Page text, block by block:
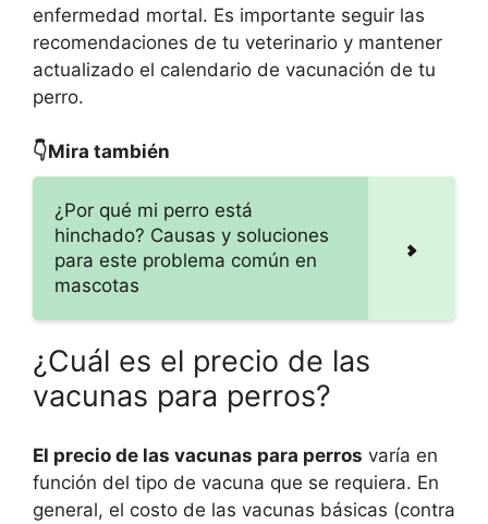
enfermedad mortal. Es importante seguir las
recomendaciones de tu veterinario y mantener
actualizado el calendario de vacunación de tu
perro.
👇Mira también
¿Por qué mi perro está
hinchado? Causas y soluciones
para este problema común en
mascotas
¿Cuál es el precio de las
vacunas para perros?
El precio de las vacunas para perros varía en
función del tipo de vacuna que se requiera. En
general, el costo de las vacunas básicas (contra